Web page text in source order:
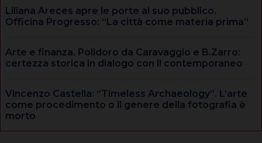
Liliana Areces apre le porte al suo pubblico.
Officina Progresso: “La città come materia prima”
Arte e finanza. Polidoro da Caravaggio e B.Zarro:
certezza storica in dialogo con il contemporaneo
Vincenzo Castella: “Timeless Archaeology”. L’arte
come procedimento o il genere della fotografia è
morto